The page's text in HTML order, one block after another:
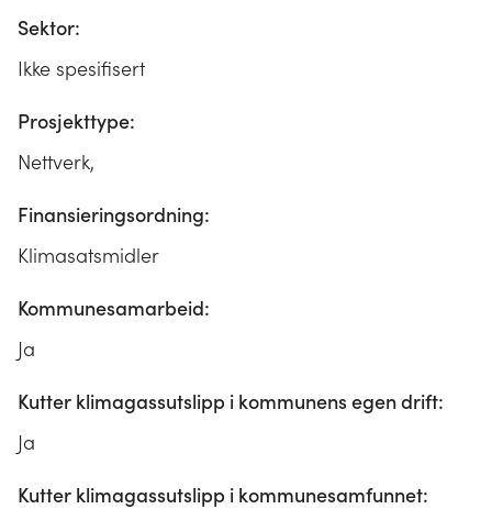
Sektor:
Ikke spesifisert
Prosjekttype:
Nettverk,
Finansieringsordning:
Klimasatsmidler
Kommunesamarbeid:
Ja
Kutter klimagassutslipp i kommunens egen drift:
Ja
Kutter klimagassutslipp i kommunesamfunnet: